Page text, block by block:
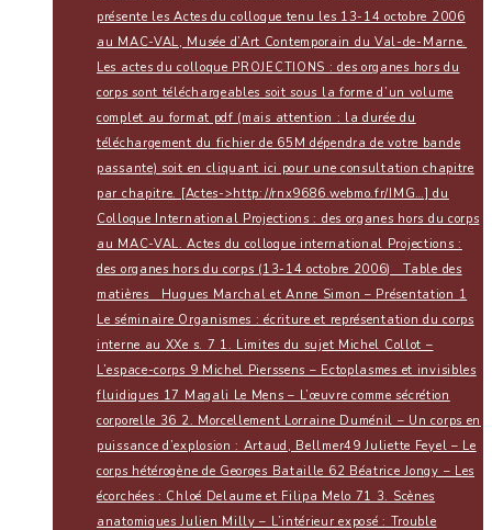
présente les Actes du colloque tenu les 13-14 octobre 2006
au MAC-VAL, Musée d’Art Contemporain du Val-de-Marne.
Les actes du colloque PROJECTIONS : des organes hors du
corps sont téléchargeables soit sous la forme d’un volume
complet au format pdf (mais attention : la durée du
téléchargement du fichier de 65M dépendra de votre bande
passante) soit en cliquant ici pour une consultation chapitre
par chapitre. [Actes->http://rnx9686.webmo.fr/IMG…] du
Colloque International Projections : des organes hors du corps
au MAC-VAL. Actes du colloque international Projections :
des organes hors du corps (13-14 octobre 2006) Table des
matières Hugues Marchal et Anne Simon – Présentation 1
Le séminaire Organismes : écriture et représentation du corps
interne au XXe s. 7 1. Limites du sujet Michel Collot –
L’espace-corps 9 Michel Pierssens – Ectoplasmes et invisibles
fluidiques 17 Magali Le Mens – L’œuvre comme sécrétion
corporelle 36 2. Morcellement Lorraine Duménil – Un corps en
puissance d’explosion : Artaud, Bellmer49 Juliette Feyel – Le
corps hétérogène de Georges Bataille 62 Béatrice Jongy – Les
écorchées : Chloé Delaume et Filipa Melo 71 3. Scènes
anatomiques Julien Milly – L’intérieur exposé : Trouble